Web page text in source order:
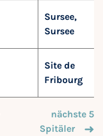
Sursee,
Sursee
Site de
Fribourg
nächste 5
Spitäler